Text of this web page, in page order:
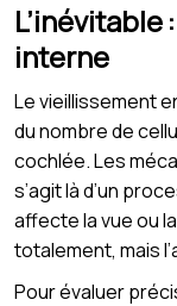
L’inévitable
interne
Le vieillissement
du nombre de
cochlée. Les
s’agit là d’un
affecte la vue ou
totalement, mais
Pour évaluer